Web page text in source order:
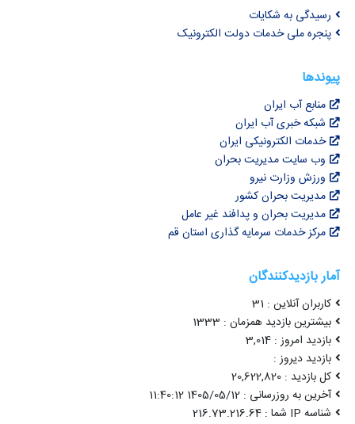
رسیدگی به شکایات
پنجره ملی خدمات دولت الکترونیک
پیوندها
منابع آب ایران
شبکه خبری آب ایران
خدمات الکترونیکی ایران
وب سایت مدیریت بحران
ورزش وزارت نیرو
مدیریت بحران کشور
مدیریت بحران و پدافند غیر عامل
مرکز خدمات سرمایه گذاری استان قم
آمار بازدیدکنندگان
کاربران آنلاین : 31
بیشترین بازدید همزمان : 1333
بازدید امروز : 3,014
بازدید دیروز :
کل بازدید : 20,622,820
آخرین به روزرسانی : 1405/05/12 11:40:12
شناسه IP شما : 216.73.216.64